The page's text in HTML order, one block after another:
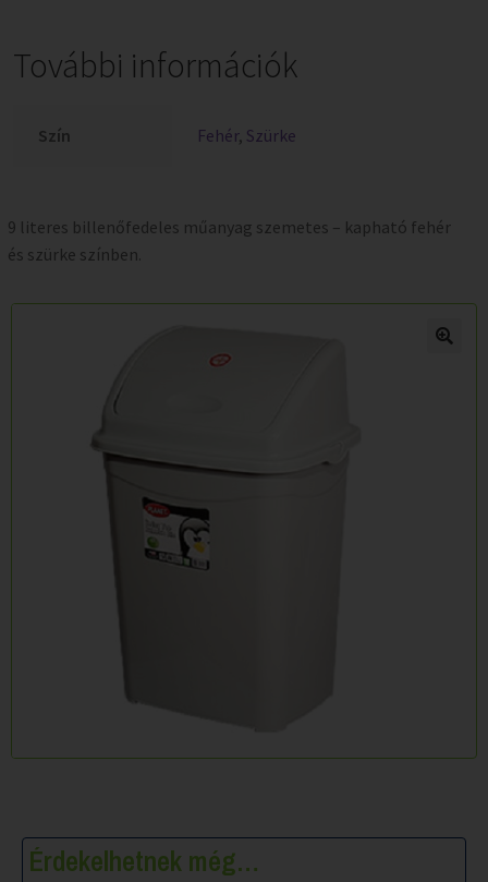
További információk
Szín Fehér, Szürke
9 literes billenőfedeles műanyag szemetes – kapható fehér
és szürke színben.
Érdekelhetnek még…